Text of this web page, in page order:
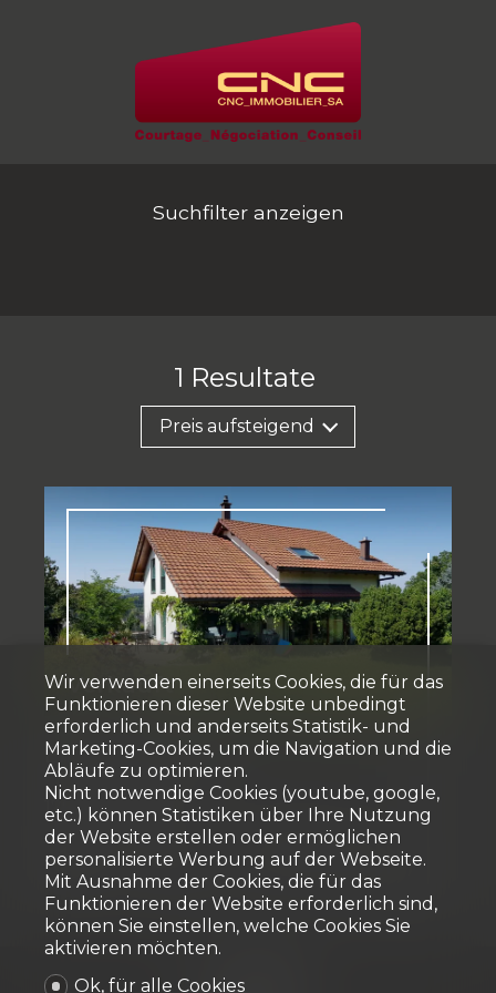
Suchfilter anzeigen
1 Resultate
Preis aufsteigend
Verkauft
Einfamilienhaus
1791 Courtaman
~ 195 m² ~ 972 m² 6.5 4 2017
Wir verwenden einerseits Cookies, die für das
Funktionieren dieser Website unbedingt
erforderlich und anderseits Statistik- und
Marketing-Cookies, um die Navigation und die
Abläufe zu optimieren.
Nicht notwendige Cookies (youtube, google,
etc.) können Statistiken über Ihre Nutzung
der Website erstellen oder ermöglichen
personalisierte Werbung auf der Webseite.
Mit Ausnahme der Cookies, die für das
Funktionieren der Website erforderlich sind,
können Sie einstellen, welche Cookies Sie
aktivieren möchten.
Ok, für alle Cookies